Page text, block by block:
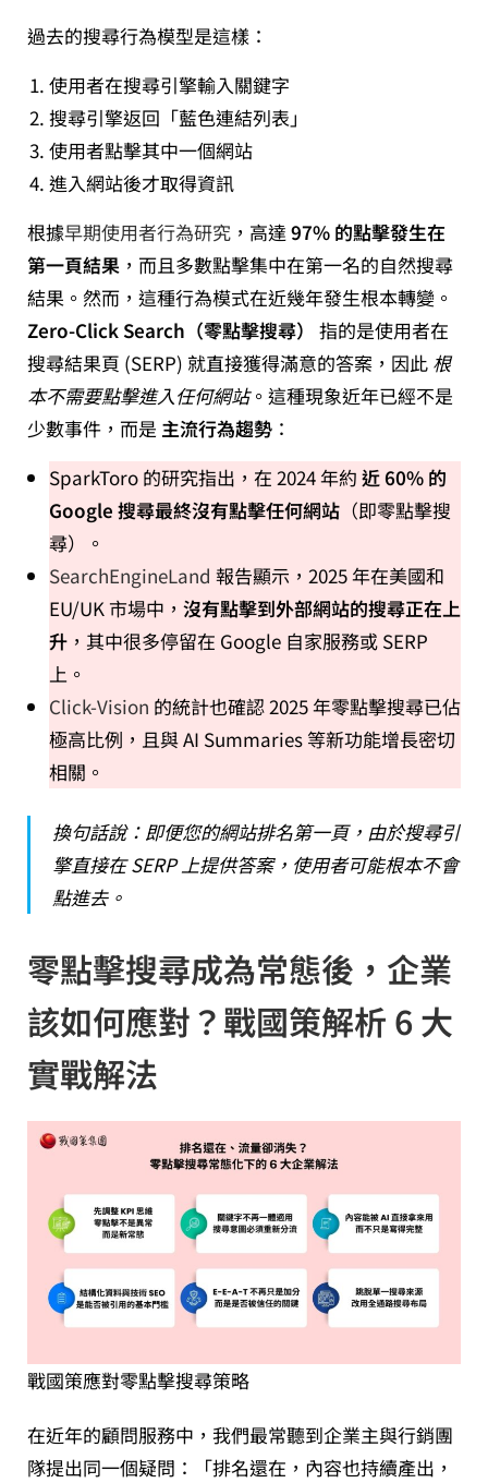
過去的搜尋行為模型是這樣：
使用者在搜尋引擎輸入關鍵字
搜尋引擎返回「藍色連結列表」
使用者點擊其中一個網站
進入網站後才取得資訊
根據早期使用者行為研究 ，高達 97% 的點擊發生在
第一頁結果 ，而且多數點擊集中在第一名的自然搜尋
結果。然而，這種行為模式在近幾年發生根本轉變。
Zero-Click Search（零點擊搜尋） 指的是使用者在
搜尋結果頁 (SERP) 就直接獲得滿意的答案，因此 根
本不需要點擊進入任何網站。這種現象近年已經不是
少數事件，而是 主流行為趨勢 ：
SparkToro 的研究指出，在 2024 年約 近 60% 的
Google 搜尋最終沒有點擊任何網站 （即零點擊搜
尋）。
SearchEngineLand 報告顯示，2025 年在美國和
EU/UK 市場中， 沒有點擊到外部網站的搜尋正在上
升 ，其中很多停留在 Google 自家服務或 SERP
上。
Click-Vision 的統計也確認 2025 年零點擊搜尋已佔
極高比例，且與 AI Summaries 等新功能增長密切
相關。
換句話說：即便您的網站排名第一頁，由於搜尋引
擎直接在 SERP 上提供答案，使用者可能根本不會
點進去。
零點擊搜尋成為常態後，企業
該如何應對？戰國策解析 6 大
實戰解法
戰國策應對零點擊搜尋策略
在近年的顧問服務中，我們最常聽到企業主與行銷團
隊提出同一個疑問：「排名還在，內容也持續產出，